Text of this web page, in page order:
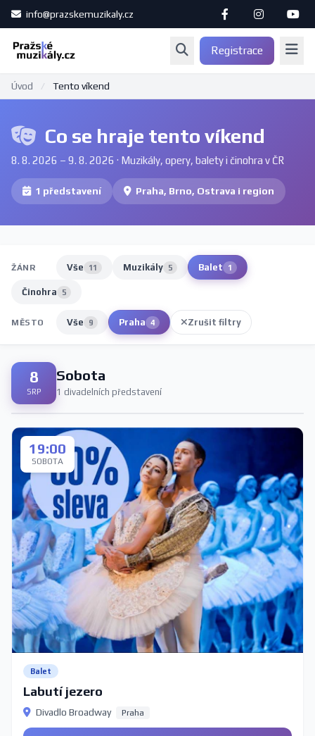
info@prazskemuzikaly.cz
Registrace
Úvod / Tento víkend
Co se hraje tento víkend
8. 8. 2026 – 9. 8. 2026 · Muzikály, opery, balety i činohra v ČR
1 představení Praha, Brno, Ostrava i region
ŽÁNR Vše 11 Muzikály 5 Balet 1
Činohra 5
MĚSTO Vše 9 Praha 4 Zrušit filtry
8
SRP
Sobota
1 divadelních představení
19:00
SOBOTA
Balet
Labutí jezero
Divadlo Broadway Praha